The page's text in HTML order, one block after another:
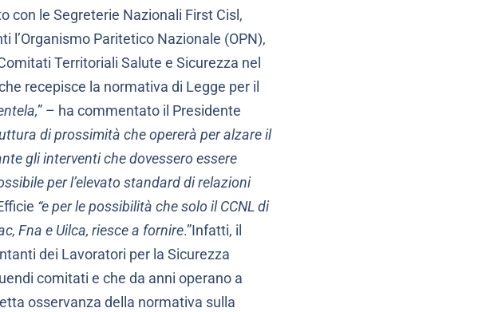
con le Segreterie Nazionali First Cisl,
l’Organismo Paritetico Nazionale (OPN),
Territoriali Salute e Sicurezza nel
recepisce la normativa di Legge per il
” – ha commentato il Presidente
di prossimità che opererà per alzare il
gli interventi che dovessero essere
per l’elevato standard di relazioni
“e per le possibilità che solo il CCNL di
Fna e Uilca, riesce a fornire.”Infatti, il
dei Lavoratori per la Sicurezza
comitati e che da anni operano a
osservanza della normativa sulla